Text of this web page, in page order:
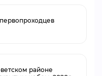
районе